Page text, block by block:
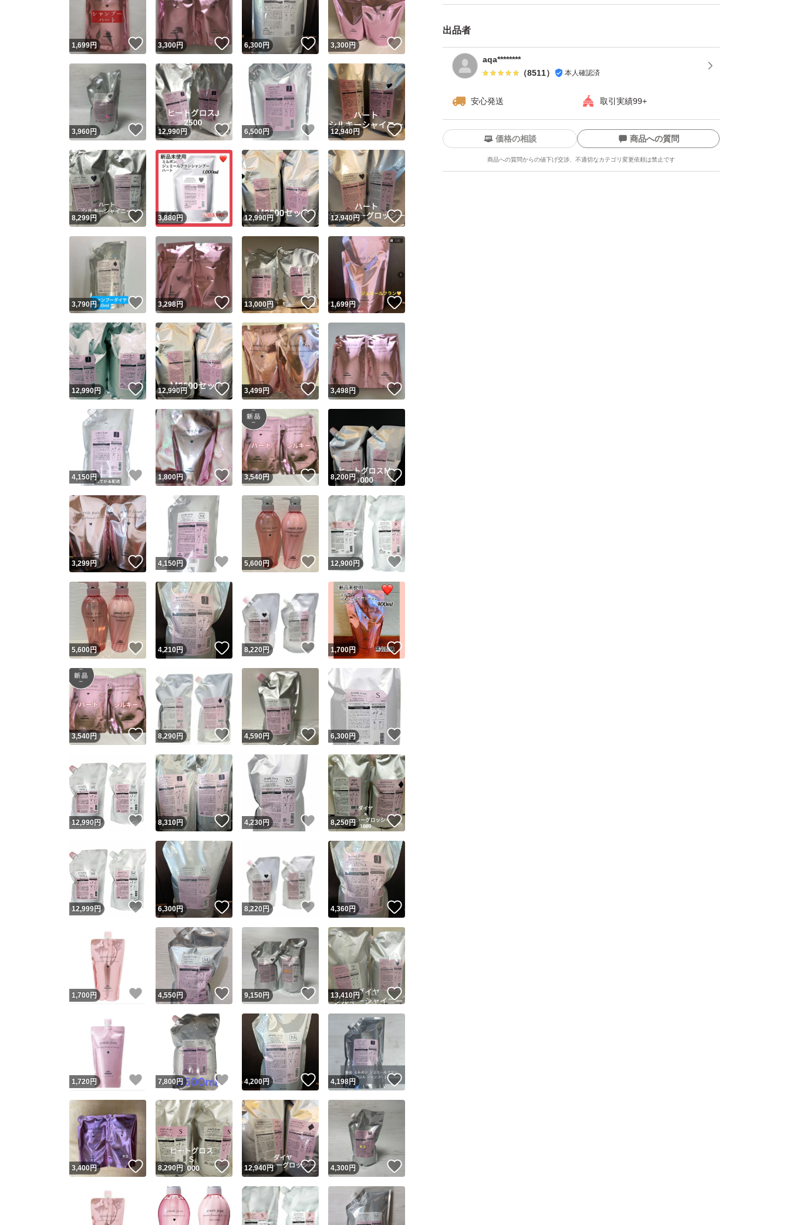
出品者
aqa********
（8511） 本人確認済
安心発送 取引実績99+
ユーザーの実績について
Yahoo!フリマが定めた一定の基準を満たしたユーザーにバッジを付与しています
安心取引出品者
安心取引出品者 Yahoo!フリマの基準をクリアした安心・安全なユーザーです
取引実績
取引実績◯+ このユーザーはYahoo!フリマの取引を完了させた実績があります
他フリマ実績◯+ このユーザーは他フリマサービスでの取引実績があります
スピード&安心発送
※このバッジは実績に基づく表示であり、発送を保証しているものではありません
スピード＆安心発送
このユーザーは高頻度で24時間以内＆設定した発送日数内に発送してい
ます
このユーザーは高頻度で24時間以内に発送しています
安心発送 このユーザーは設定した発送日数内に発送しています
価格の相談 商品への質問
商品への質問からの値下げ交渉、不適切なカテゴリ変更依頼は禁止です
この商品の情報をコピーします
商品画像の無断転載は禁止されています
コピーは1商品につき1回
出品ページへ
キャンセル
1,699円 いいね！
3,300円 いいね！
6,300円 いいね！
3,300円
3,960円 いいね！
12,990円 いいね！
6,500円 いいね！
12,940円 いいね！
8,299円 いいね！
3,880円 いいね！
12,990円 いいね！
12,940円 いいね！
3,790円 いいね！
3,298円 いいね！
13,000円 いいね！
1,699円 いいね！
12,990円 いいね！
12,990円 いいね！
3,499円 いいね！
3,498円
4,150円 いいね！
1,800円 いいね！
3,540円 いいね！
8,200円
3,299円 いいね！
4,150円 いいね！
5,600円 いいね！
12,900円 いいね！
5,600円 いいね！
4,210円 いいね！
8,220円 いいね！
1,700円
3,540円 いいね！
8,290円 いいね！
4,590円 いいね！
6,300円
12,990円 いいね！
8,310円 いいね！
4,230円 いいね！
8,250円
12,999円 いいね！
6,300円 いいね！
8,220円 いいね！
4,360円 いいね！
1,700 円 いいね！
4,550円 いいね！
9,150円 いいね！
13,410円 いいね！
1,720 円 いいね！
7,800円 いいね！
4,200円 いいね！
4,198円
3,400円 いいね！
8,290円 いいね！
12,940円 いいね！
4,300円